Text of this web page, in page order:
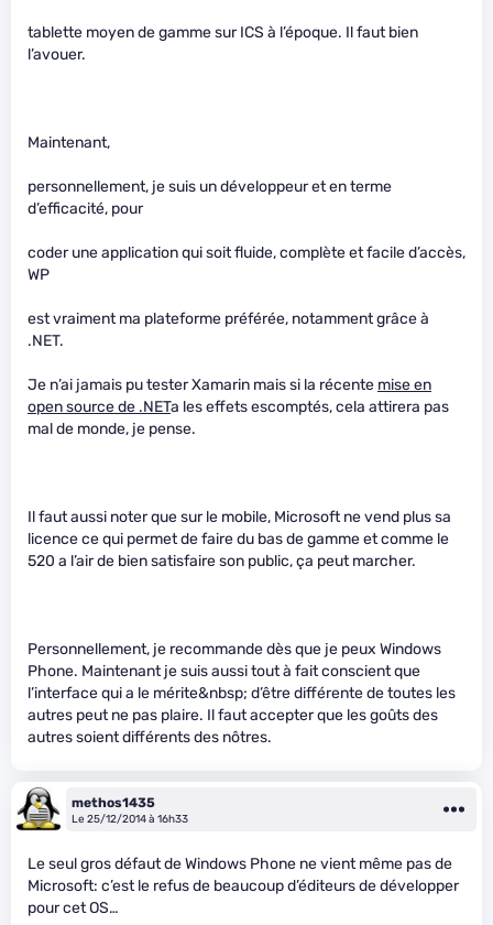
tablette moyen de gamme sur ICS à l’époque. Il faut bien
l’avouer.
Maintenant,
personnellement, je suis un développeur et en terme
d’efficacité, pour
coder une application qui soit fluide, complète et facile d’accès,
WP
est vraiment ma plateforme préférée, notamment grâce à
.NET.
Je n’ai jamais pu tester Xamarin mais si la récente mise en
open source de .NETa les effets escomptés, cela attirera pas
mal de monde, je pense.
Il faut aussi noter que sur le mobile, Microsoft ne vend plus sa
licence ce qui permet de faire du bas de gamme et comme le
520 a l’air de bien satisfaire son public, ça peut marcher.
Personnellement, je recommande dès que je peux Windows
Phone. Maintenant je suis aussi tout à fait conscient que
l’interface qui a le mérite&nbsp; d’être différente de toutes les
autres peut ne pas plaire. Il faut accepter que les goûts des
autres soient différents des nôtres.
methos1435
Le 25/12/2014 à 16h33
Le seul gros défaut de Windows Phone ne vient même pas de
Microsoft: c’est le refus de beaucoup d’éditeurs de développer
pour cet OS…